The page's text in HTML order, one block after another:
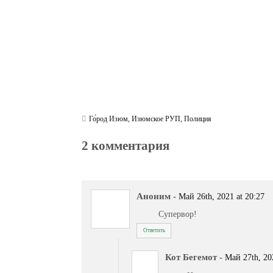
Го́род Изюм ,Изюмское РУП ,Полиция
2 комментария
Аноним - Май 26th, 2021 at 20:27
Супервор!
Ответить
Кот Бегемот - Май 27th,